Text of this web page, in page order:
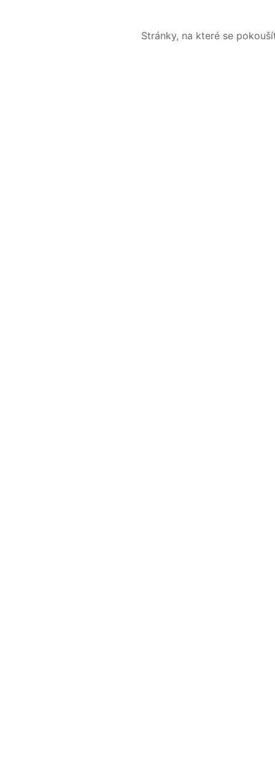
Stránky, na které se